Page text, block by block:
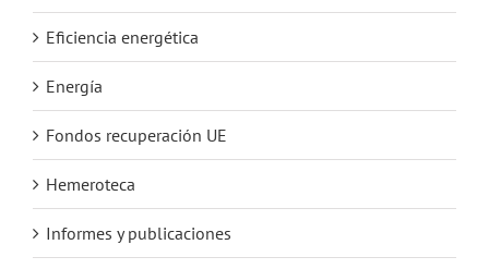
Eficiencia energética
Energía
Fondos recuperación UE
Hemeroteca
Informes y publicaciones